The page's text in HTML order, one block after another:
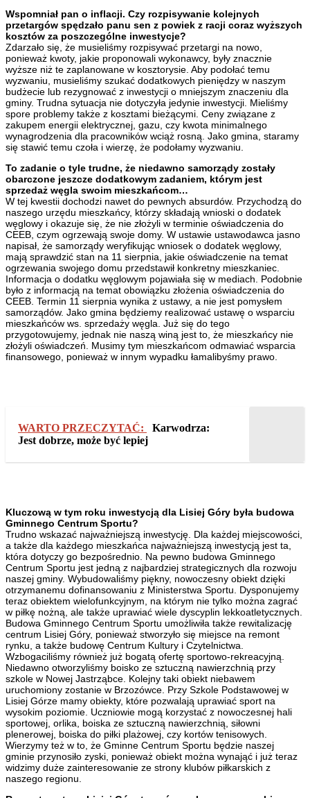
Wspomniał pan o inflacji. Czy rozpisywanie kolejnych
przetargów spędzało panu sen z powiek z racji coraz wyższych
kosztów za poszczególne inwestycje?
Zdarzało się, że musieliśmy rozpisywać przetargi na nowo,
ponieważ kwoty, jakie proponowali wykonawcy, były znacznie
wyższe niż te zaplanowane w kosztorysie. Aby podołać temu
wyzwaniu, musieliśmy szukać dodatkowych pieniędzy w naszym
budżecie lub rezygnować z inwestycji o mniejszym znaczeniu dla
gminy. Trudna sytuacja nie dotyczyła jedynie inwestycji. Mieliśmy
spore problemy także z kosztami bieżącymi. Ceny związane z
zakupem energii elektrycznej, gazu, czy kwota minimalnego
wynagrodzenia dla pracowników wciąż rosną. Jako gmina, staramy
się stawić temu czoła i wierzę, że podołamy wyzwaniu.
To zadanie o tyle trudne, że niedawno samorządy zostały
obarczone jeszcze dodatkowym zadaniem, którym jest
sprzedaż węgla swoim mieszkańcom…
W tej kwestii dochodzi nawet do pewnych absurdów. Przychodzą do
naszego urzędu mieszkańcy, którzy składają wnioski o dodatek
węglowy i okazuje się, że nie złożyli w terminie oświadczenia do
CEEB, czym ogrzewają swoje domy. W ustawie ustawodawca jasno
napisał, że samorządy weryfikując wniosek o dodatek węglowy,
mają sprawdzić stan na 11 sierpnia, jakie oświadczenie na temat
ogrzewania swojego domu przedstawił konkretny mieszkaniec.
Informacja o dodatku węglowym pojawiała się w mediach. Podobnie
było z informacją na temat obowiązku złożenia oświadczenia do
CEEB. Termin 11 sierpnia wynika z ustawy, a nie jest pomysłem
samorządów. Jako gmina będziemy realizować ustawę o wsparciu
mieszkańców ws. sprzedaży węgla. Już się do tego
przygotowujemy, jednak nie naszą winą jest to, że mieszkańcy nie
złożyli oświadczeń. Musimy tym mieszkańcom odmawiać wsparcia
finansowego, ponieważ w innym wypadku łamalibyśmy prawo.
WARTO PRZECZYTAĆ:
Karwodrza:
Jest dobrze, może być lepiej
Kluczową w tym roku inwestycją dla Lisiej Góry była budowa
Gminnego Centrum Sportu?
Trudno wskazać najważniejszą inwestycję. Dla każdej miejscowości,
a także dla każdego mieszkańca najważniejszą inwestycją jest ta,
która dotyczy go bezpośrednio. Na pewno budowa Gminnego
Centrum Sportu jest jedną z najbardziej strategicznych dla rozwoju
naszej gminy. Wybudowaliśmy piękny, nowoczesny obiekt dzięki
otrzymanemu dofinansowaniu z Ministerstwa Sportu. Dysponujemy
teraz obiektem wielofunkcyjnym, na którym nie tylko można zagrać
w piłkę nożną, ale także uprawiać wiele dyscyplin lekkoatletycznych.
Budowa Gminnego Centrum Sportu umożliwiła także rewitalizację
centrum Lisiej Góry, ponieważ stworzyło się miejsce na remont
rynku, a także budowę Centrum Kultury i Czytelnictwa.
Wzbogaciliśmy również już bogatą ofertę sportowo-rekreacyjną.
Niedawno otworzyliśmy boisko ze sztuczną nawierzchnią przy
szkole w Nowej Jastrząbce. Kolejny taki obiekt niebawem
uruchomiony zostanie w Brzozówce. Przy Szkole Podstawowej w
Lisiej Górze mamy obiekty, które pozwalają uprawiać sport na
wysokim poziomie. Uczniowie mogą korzystać z nowoczesnej hali
sportowej, orlika, boiska ze sztuczną nawierzchnią, siłowni
plenerowej, boiska do piłki plażowej, czy kortów tenisowych.
Wierzymy też w to, że Gminne Centrum Sportu będzie naszej
gminie przynosiło zyski, ponieważ obiekt można wynająć i już teraz
widzimy duże zainteresowanie ze strony klubów piłkarskich z
naszego regionu.